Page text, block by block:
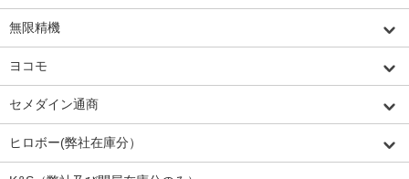
無限精機
ヨコモ
セメダイン通商
ヒロボー(弊社在庫分）